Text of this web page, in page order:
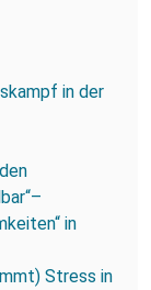
in der
in
Stress in